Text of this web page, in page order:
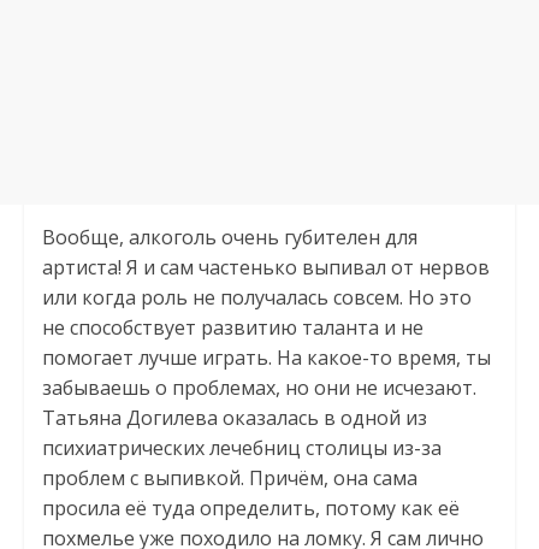
Вообще, алкоголь очень губителен для
артиста! Я и сам частенько выпивал от нервов
или когда роль не получалась совсем. Но это
не способствует развитию таланта и не
помогает лучше играть. На какое-то время, ты
забываешь о проблемах, но они не исчезают.
Татьяна Догилева оказалась в одной из
психиатрических лечебниц столицы из-за
проблем с выпивкой. Причём, она сама
просила её туда определить, потому как её
похмелье уже походило на ломку. Я сам лично